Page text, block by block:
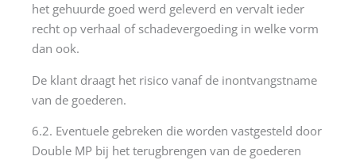
het gehuurde goed werd geleverd en vervalt ieder
recht op verhaal of schadevergoeding in welke vorm
dan ook.
De klant draagt het risico vanaf de inontvangstname
van de goederen.
6.2. Eventuele gebreken die worden vastgesteld door
Double MP bij het terugbrengen van de goederen